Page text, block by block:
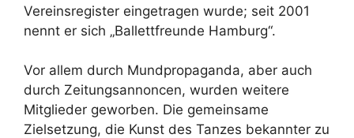
Vereinsregister eingetragen wurde; seit 2001
nennt er sich „Ballettfreunde Hamburg“.
Vor allem durch Mundpropaganda, aber auch
durch Zeitungsannoncen, wurden weitere
Mitglieder geworben. Die gemeinsame
Zielsetzung, die Kunst des Tanzes bekannter zu